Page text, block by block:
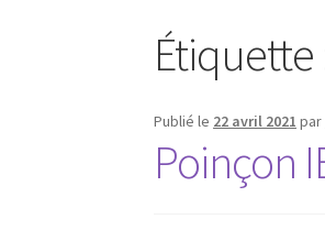
Étiquette
Publié le 22 avril 2021 par
Poinçon